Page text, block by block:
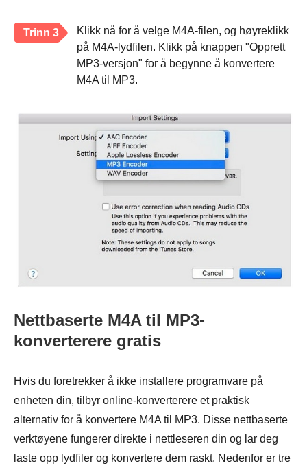
Trinn 3
Klikk nå for å velge M4A-filen, og høyreklikk
på M4A-lydfilen. Klikk på knappen "Opprett
MP3-versjon" for å begynne å konvertere
M4A til MP3.
Nettbaserte M4A til MP3-
konverterere gratis
Hvis du foretrekker å ikke installere programvare på
enheten din, tilbyr online-konverterere et praktisk
alternativ for å konvertere M4A til MP3. Disse nettbaserte
verktøyene fungerer direkte i nettleseren din og lar deg
laste opp lydfiler og konvertere dem raskt. Nedenfor er tre